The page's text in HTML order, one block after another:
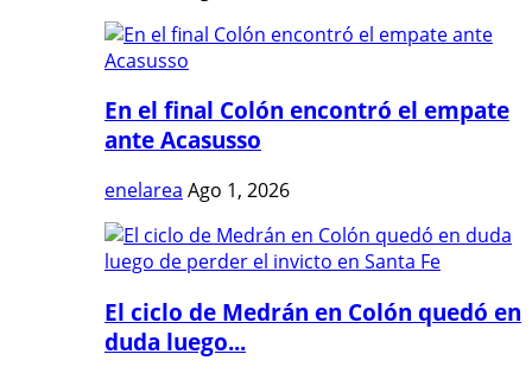
En el final Colón encontró el empate
ante Acasusso
enelarea Ago 1, 2026
El ciclo de Medrán en Colón quedó en
duda luego...